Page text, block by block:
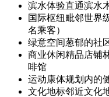
滨水体验直通滨水
国际枢纽毗邻世界
名乘客）
绿意空间葱郁的社
商业休闲精品店铺
啡馆
运动康体规划内的
文化地标邻近文化